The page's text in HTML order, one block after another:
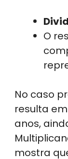
O
No caso
resulta em
anos,
mostra